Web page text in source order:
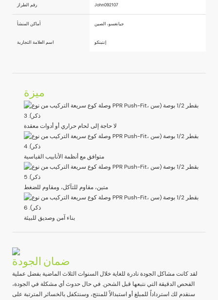
رقم الطراز John092107
أماكن المنشأ جيانغسو، الصين
اسم العلامة التجارية إنتينكو
ميزة
لا حاجة إلى لحام حراري أو أدوات معقدة
متوافق مع أنظمة الأنابيب القياسية
متين، مقاوم للتآكل، ومقاوم للضغط
بناء آمن وصديق للبيئة
ضمان الجودة
لقد كانت مشاكل الجودة نادرة للغاية خلال السنوات الثلاث الماضية بفضل عملية
الفحص الدقيقة التي نتبعها قبل الشحن. في حال حدوث أي مشكلة في الجودة،
سنقدم لك استرداداً للمبلغ أو استبدالاً للمنتج، وسنتكفل بالخسائر المترتبة على